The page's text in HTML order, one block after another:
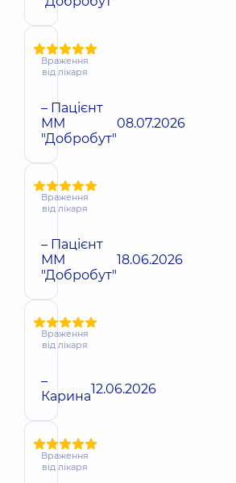
Враження
від лікаря
– Пацієнт
ММ
"Добробут"
08.07.2026
Враження
від лікаря
– Пацієнт
ММ
"Добробут"
18.06.2026
Враження
від лікаря
–
Карина12.06.2026
Враження
від лікаря